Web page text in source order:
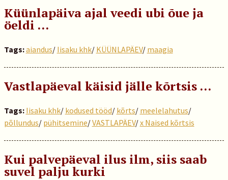
Küünlapäiva ajal veedi ubi õue ja
öeldi …
Tags:aiandus/ Iisaku khk/ KÜÜNLAPÄEV/ maagia
Vastlapäeval käisid jälle kõrtsis …
Tags: Iisaku khk/ kodused tööd/ kõrts/ meelelahutus/
põllundus/ pühitsemine/VASTLAPÄEV/x Naised kõrtsis
Kui palvepäeval ilus ilm, siis saab
suvel palju kurki